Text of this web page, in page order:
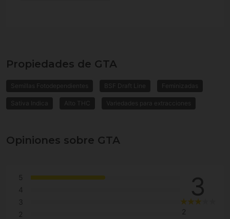
Propiedades de GTA
Semillas Fotodependientes BSF Draft Line Feminizadas
Sativa Indica Alto THC Variedades para extracciones
Opiniones sobre GTA
5
4
3
2
3
2